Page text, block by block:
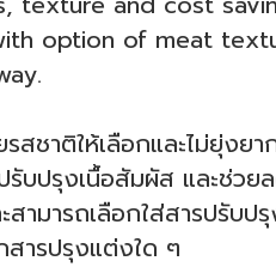
option of meat
ชาติให้เลือกและไม่ยุ่งย
บปรุงเนื้อสัมผัส และช่ว
ามารถเลือกใส่สารปรับ
สารปรุงแต่งใด ๆ